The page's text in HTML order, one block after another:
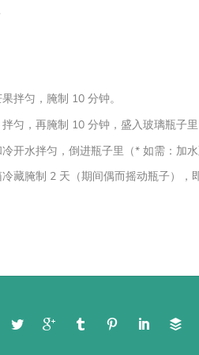
拌匀，腌制 10 分钟。
匀，再腌制 10 分钟，盛入玻璃瓶子里
开水拌匀，倒进瓶子里（* 如需：加水
藏腌制 2 天（期间偶而摇动瓶子），